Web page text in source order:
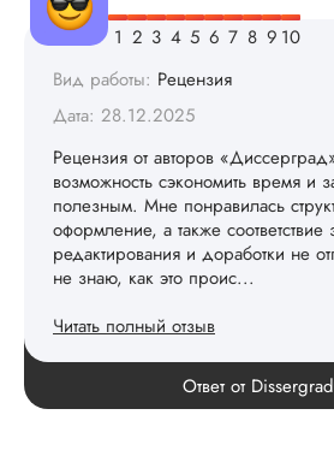
Вид работы: Рецензия
Дата: 28.12.2025
Рецензия от авторов
возможность сэкономить время и
полезным. Мне понравилась
оформление, а также
редактирования и доработки не
не знаю, как это проис...
Читать полный отзыв
Спасибо за ваши добрые слова! 💖
Ответ от Dissergrad